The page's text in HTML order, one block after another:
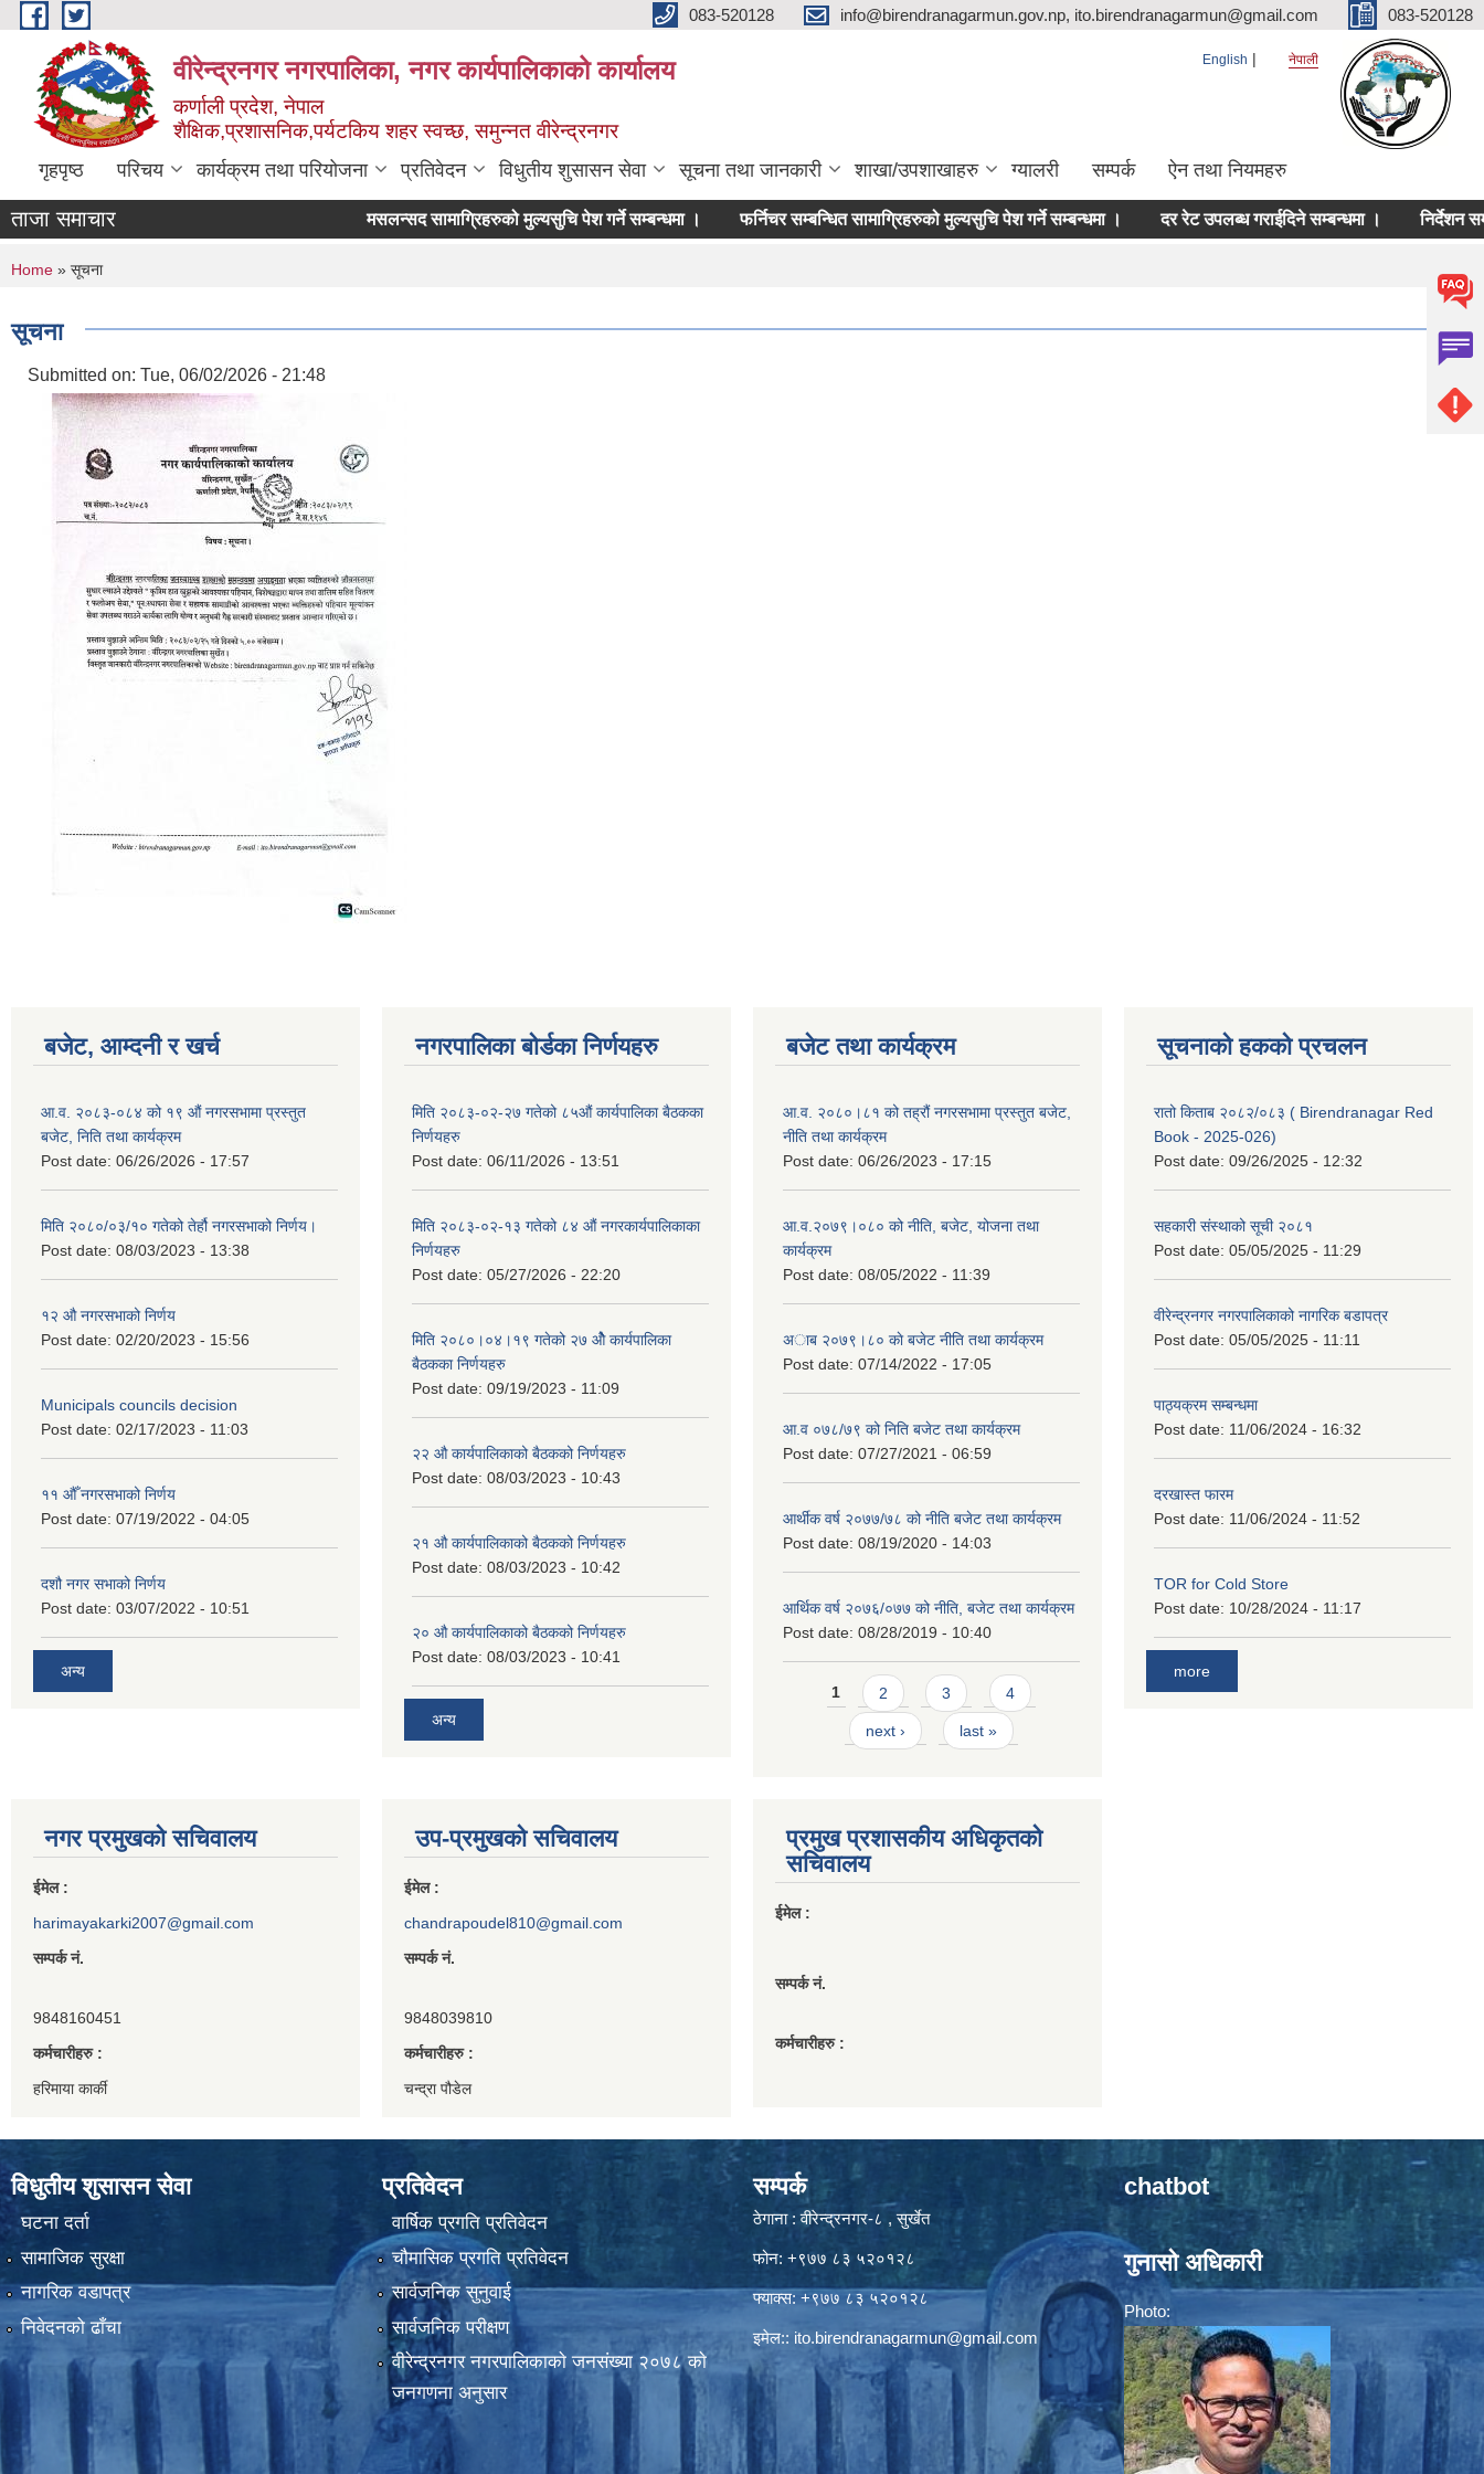
Skip to main content 083-520128 info@birendranagarmun.gov.np, ito.birendranagarmun@gmail.com 083-520128
वीरेन्द्रनगर नगरपालिका, नगर कार्यपालिकाको कार्यालय
कर्णाली प्रदेश, नेपाल
शैक्षिक,प्रशासनिक,पर्यटकिय शहर स्वच्छ, समुन्नत वीरेन्द्रनगर
English नेपाली
गृहपृष्ठ परिचय कार्यक्रम तथा परियोजना प्रतिवेदन विधुतीय शुसासन सेवा सूचना तथा जानकारी शाखा/उपशाखाहरु ग्यालरी सम्पर्क ऐन तथा नियमहरु
ताजा समाचार मसलन्सद सामाग्रिहरुको मुल्यसुचि पेश गर्ने सम्बन्धमा । फर्निचर सम्बन्धित सामाग्रिहरुको मुल्यसुचि पेश गर्ने सम्बन्धमा । दर रेट उपलब्ध गराईदिने सम्बन्धमा । निर्देशन
You are here
Home » सूचना
सूचना
Submitted on: Tue, 06/02/2026 - 21:48
बजेट, आम्दनी र खर्च
आ.व. २०८३-०८४ को १९ औं नगरसभामा प्रस्तुत
बजेट, निति तथा कार्यक्रम
Post date: 06/26/2026 - 17:57
मिति २०८०/०३/१० गतेको तेर्हौ नगरसभाको निर्णय।
Post date: 08/03/2023 - 13:38
१२ औ नगरसभाको निर्णय
Post date: 02/20/2023 - 15:56
Municipals councils decision
Post date: 02/17/2023 - 11:03
११ ‌औँ नगरसभाको निर्णय
Post date: 07/19/2022 - 04:05
दशौ नगर सभाको निर्णय
Post date: 03/07/2022 - 10:51
अन्य
नगरपालिका बोर्डका निर्णयहरु
मिति २०८३-०२-२७ गतेको ८५औं कार्यपालिका बैठकका
निर्णयहरु
Post date: 06/11/2026 - 13:51
मिति २०८३-०२-१३ गतेको ८४ औं नगरकार्यपालिकाका
निर्णयहरु
Post date: 05/27/2026 - 22:20
मिति २०८०।०४।१९ गतेको २७ ‌‍‌ओेै कार्यपालिका
बैठकका निर्णयहरु
Post date: 09/19/2023 - 11:09
२‍२ औ कार्यपालिकाको बैठकको निर्णयहरु
Post date: 08/03/2023 - 10:43
२‍१ औ कार्यपालिकाको बैठकको निर्णयहरु
Post date: 08/03/2023 - 10:42
२‍० औ कार्यपालिकाको बैठकको निर्णयहरु
Post date: 08/03/2023 - 10:41
अन्य
बजेट तथा कार्यक्रम
आ.व. २०८०।८१ को तह्रौं नगरसभामा प्रस्तुत बजेट,
नीति तथा कार्यक्रम
Post date: 06/26/2023 - 17:15
आ.व.२०७९।०८० को नीति, बजेट, योजना तथा
कार्यक्रम
Post date: 08/05/2022 - 11:39
अाब २०७९।८० काे बजेट नीति तथा कार्यक्रम
Post date: 07/14/2022 - 17:05
आ.व ०७८/७९ को निति बजेट तथा कार्यक्रम
Post date: 07/27/2021 - 06:59
आर्थीक वर्ष २०७७/७८ को नीति बजेट तथा कार्यक्रम
Post date: 08/19/2020 - 14:03
आर्थिक वर्ष २०७६/०७७ को नीति, बजेट तथा कार्यक्रम
Post date: 08/28/2019 - 10:40
Pages
1 2 3 4
next › last »
सूचनाको हकको प्रचलन
रातो किताब २०८२/०८३ ( Birendranagar Red
Book - 2025-026)
Post date: 09/26/2025 - 12:32
सहकारी संस्थाको सूची २०८१
Post date: 05/05/2025 - 11:29
वीरेन्द्रनगर नगरपालिकाको नागरिक बडापत्र
Post date: 05/05/2025 - 11:11
पाठ्यक्रम सम्बन्धमा
Post date: 11/06/2024 - 16:32
दरखास्त फारम
Post date: 11/06/2024 - 11:52
TOR for Cold Store
Post date: 10/28/2024 - 11:17
more
नगर प्रमुखको सचिवालय
ईमेल :
harimayakarki2007@gmail.com
सम्पर्क नं.
9848160451
कर्मचारीहरु :
हरिमाया कार्की
उप-प्रमुखको सचिवालय
ईमेल :
chandrapoudel810@gmail.com
सम्पर्क नं.
9848039810
कर्मचारीहरु :
चन्द्रा पौडेल
प्रमुख प्रशासकीय अधिकृतको
सचिवालय
ईमेल :
सम्पर्क नं.
कर्मचारीहरु :
विधुतीय शुसासन सेवा
घटना दर्ता
सामाजिक सुरक्षा
नागरिक वडापत्र
निवेदनको ढाँचा
प्रतिवेदन
वार्षिक प्रगति प्रतिवेदन
चौमासिक प्रगति प्रतिवेदन
सार्वजनिक सुनुवाई
सार्वजनिक परीक्षण
वीरेन्द्रनगर नगरपालिकाकाे जनसंख्या २०७८ काे
जनगणना अनुसार
सम्पर्क
ठेगाना : वीरेन्द्रनगर-८ , सुर्खेत
फोन: +९७७ ८३ ५२०१२८
फ्याक्स: +९७७ ८३ ५२०१२८
इमेल:: ito.birendranagarmun@gmail.com
chatbot
गुनासो अधिकारी
Photo: